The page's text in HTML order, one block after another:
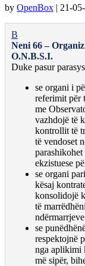
by OpenBox | 21-
B
Neni 66 –
O.N.B.S.I.
Duke pasur
se organi i
referimit për
me
vazhdojë të
kontrollit të
të vendoset
ekzistuese
se organi
kësaj
konsolidojë
të
se
respektojnë
nga aplikimi
më sipër,